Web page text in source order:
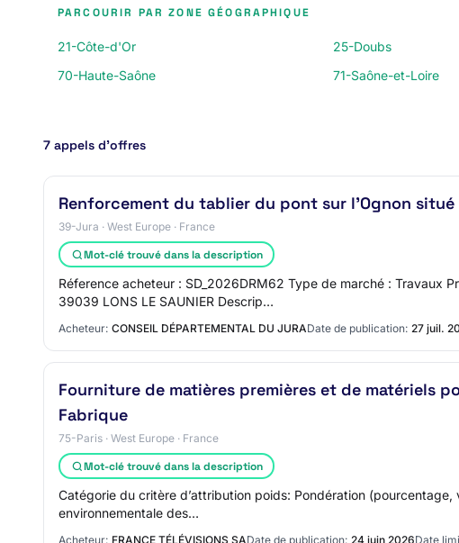
PARCOURIR PAR ZONE GÉOGRAPHIQUE
21-Côte-d'Or 25-Doubs
70-Haute-Saône
71-Saône-et-Loire
7 appels d’offres
Renforcement du tablier du pont sur l'Ognon situé
39-Jura · West Europe · France
Mot-clé trouvé dans la description
Réference acheteur : SD_2026DRM62 Type de marché : Travaux
39039 LONS LE SAUNIER Descrip…
Acheteur: CONSEIL DÉPARTEMENTAL DU JURADate de publication: 27 juil.
Fourniture de matières premières et de matériels
Fabrique
75-Paris · West Europe · France
Mot-clé trouvé dans la description
Catégorie du critère d’attribution poids: Pondération
environnementale des…
Acheteur: FRANCE TÉLÉVISIONS SADate de publication: 24 juin 2026Date